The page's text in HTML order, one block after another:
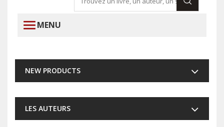
MENU
NEW PRODUCTS
LES AUTEURS